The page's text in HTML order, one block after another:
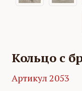
Кольцо с
Артикул 2053